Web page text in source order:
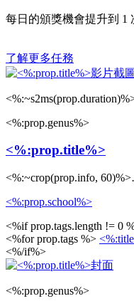
每日的頒獎機會提升到 1
了解更多任務
<%:prop.genus%>
<%:prop.title%>
<%:~crop(prop.info,
<%:prop.school%>
<%if prop.tags.length != 0
<%for prop.tags %>
<%/if%>
<%:prop.genus%>